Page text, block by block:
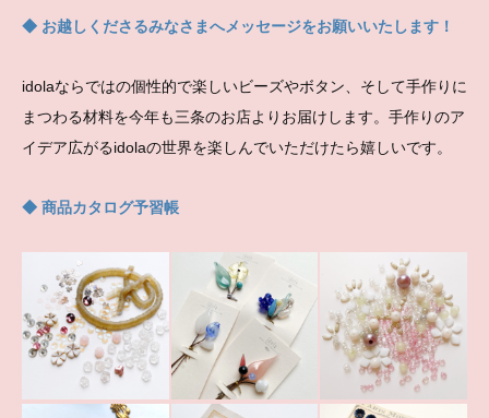
◆ お越しくださるみなさまへメッセージをお願いいたします！
idolaならではの個性的で楽しいビーズやボタン、そして手作りに
まつわる材料を今年も三条のお店よりお届けします。手作りのア
イデア広がるidolaの世界を楽しんでいただけたら嬉しいです。
◆ 商品カタログ予習帳